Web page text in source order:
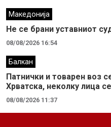
Македонија
Не се брани уставниот
08/08/2026 16:54
Балкан
Патнички и товарен воз
Хрватска, неколку лица
08/08/2026 11:37